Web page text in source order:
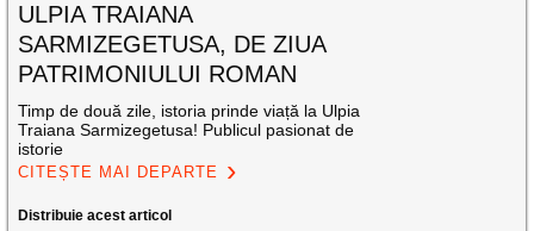
ULPIA TRAIANA
SARMIZEGETUSA, DE ZIUA
PATRIMONIULUI ROMAN
Timp de două zile, istoria prinde viață la Ulpia
Traiana Sarmizegetusa! Publicul pasionat de
istorie
CITEȘTE MAI DEPARTE
Distribuie acest articol